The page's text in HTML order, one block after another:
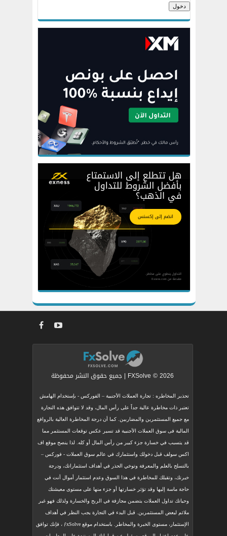
FXSolve © 2026 | جميع حقوق النشر محفوظة
تحذير المخاطره : تجارة العملات الأجنبية – الفوركس - بإستخدام الهامش
تعتبر ذات مخاطرة عالية جداً على رأس المال، وقد لا تتوافق هذه التجارة
مع جميع المستثمرين والمضاربين. كما أن درجة المخاطرة العالية بالروافع
المالية فى سوق العملات الأجنبية قد تسير عكس توقعات المستثمر مما
قد يتسبب في خسارة جزء كبير من رأس المال أو كله. لذا ينصح موقع اف
اكس سولف قبل دخولك واستثمارك في عالم سوق العملات - فوركس –
بالتسلح بالعلم والمعرفة وتوخي الحذر في أهداف استثماراتك، ودرجة
خبرتك، وتقبلك للمخاطرة في هذا السوق وعدم استثمار أموال أنت في
حاجة ماسة إليها وقد تؤثر خسارتها أو جزء منها على مستوى معيشتك
وحياتك تداول العملات يتضمن مجازفة في الربح والخسارة ولذلك فهو غير
ملائم لبعض المستثمرين. قبل البدء في التجارة يجب النظر في أهداف
الإستثمار، مستوى الخبرة والمخاطر. باستخدام موقع ƒxSolve ، فإنك توافق